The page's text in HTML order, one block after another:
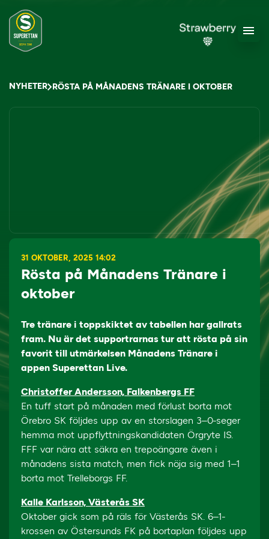
NYHETER RÖSTA PÅ MÅNADENS TRÄNARE I OKTOBER
31 OKTOBER, 2025 14:02
Rösta på Månadens Tränare i
oktober
Tre tränare i toppskiktet av tabellen har gallrats
fram. Nu är det supportrarnas tur att rösta på sin
favorit till utmärkelsen Månadens Tränare i
appen Superettan Live.
Christoffer Andersson, Falkenbergs FF
En tuff start på månaden med förlust borta mot
Örebro SK följdes upp av en storslagen 3–0-seger
hemma mot uppflyttningskandidaten Örgryte IS.
FFF var nära att säkra en trepoängare även i
månadens sista match, men fick nöja sig med 1–1
borta mot Trelleborgs FF.
Kalle Karlsson, Västerås SK
Oktober gick som på räls för Västerås SK. 6–1-
krossen av Östersunds FK på bortaplan följdes upp